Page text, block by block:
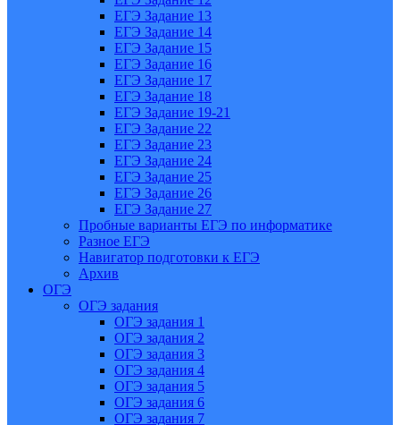
ЕГЭ Задание 13
ЕГЭ Задание 14
ЕГЭ Задание 15
ЕГЭ Задание 16
ЕГЭ Задание 17
ЕГЭ Задание 18
ЕГЭ Задание 19-21
ЕГЭ Задание 22
ЕГЭ Задание 23
ЕГЭ Задание 24
ЕГЭ Задание 25
ЕГЭ Задание 26
ЕГЭ Задание 27
Пробные варианты ЕГЭ по информатике
Разное ЕГЭ
Навигатор подготовки к ЕГЭ
Архив
ОГЭ
ОГЭ задания
ОГЭ задания 1
ОГЭ задания 2
ОГЭ задания 3
ОГЭ задания 4
ОГЭ задания 5
ОГЭ задания 6
ОГЭ задания 7